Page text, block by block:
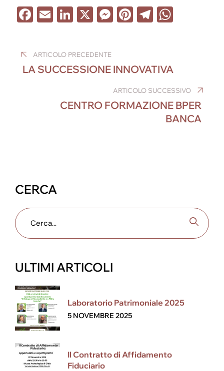
F
c
e
b
E
ail
Li
k
e
dI
X M
e
n
g
er
Pi
e
st
T
gr
a
m
A
p
p
articoli
ARTICOLO PRECEDENTE
LA SUCCESSIONE INNOVATIVA
ARTICOLO SUCCESSIVO
CENTRO FORMAZIONE BPER
BANCA
CERCA
ULTIMI ARTICOLI
Laboratorio Patrimoniale 2025
5 NOVEMBRE 2025
Il Contratto di Affidamento
Fiduciario